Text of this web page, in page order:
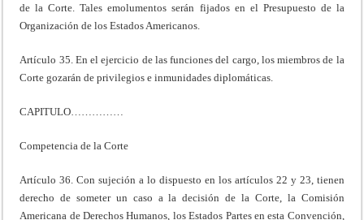
de la Corte. Tales emolumentos serán fijados en el Presupuesto de la
Organización de los Estados Americanos.
Artículo 35. En el ejercicio de las funciones del cargo, los miembros de la
Corte gozarán de privilegios e inmunidades diplomáticas.
CAPITULO……………
Competencia de la Corte
Artículo 36. Con sujeción a lo dispuesto en los artículos 22 y 23, tienen
derecho de someter un caso a la decisión de la Corte, la Comisión
Americana de Derechos Humanos, los Estados Partes en esta Convención,